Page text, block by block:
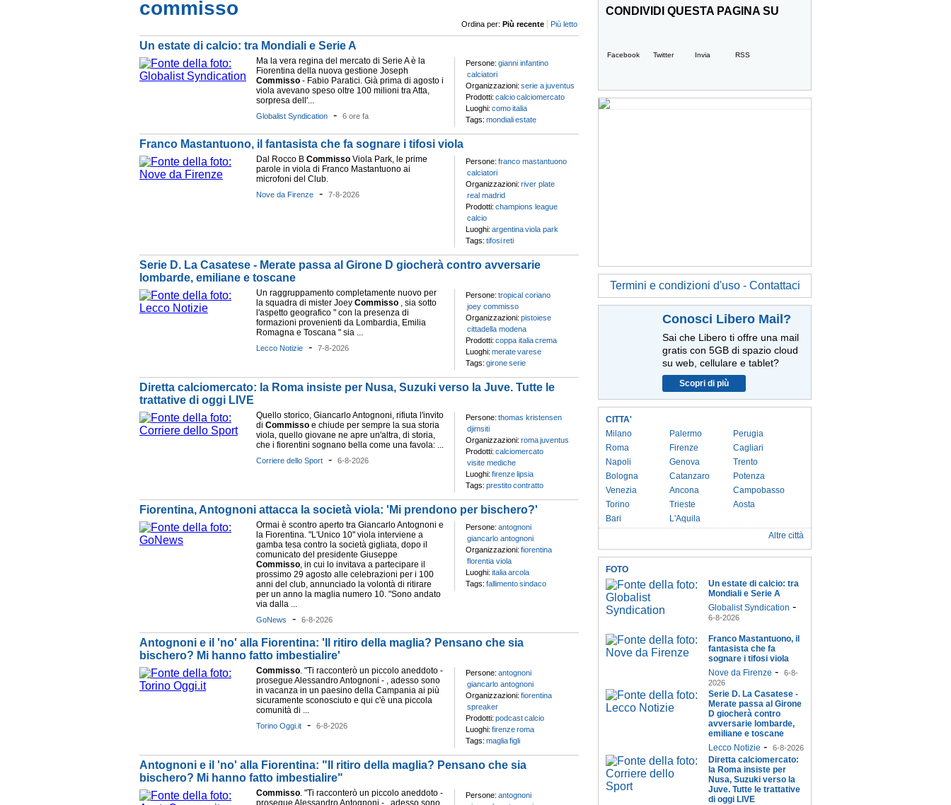
commisso
Ordina per: Più recente Più letto
Un estate di calcio: tra Mondiali e Serie A
Ma la vera regina del mercato di Serie A è la
Fiorentina della nuova gestione Joseph
Commisso - Fabio Paratici. Già prima di agosto i
viola avevano speso oltre 100 milioni tra Atta,
sorpresa dell'...
Globalist Syndication - 6 ore fa
Persone: gianni infantino
calciatori
Organizzazioni: serie ajuventus
Prodotti: calciocalciomercato
Luoghi: comoitalia
Tags: mondialiestate
Franco Mastantuono, il fantasista che fa sognare i tifosi viola
Dal Rocco B Commisso Viola Park, le prime
parole in viola di Franco Mastantuono ai
microfoni del Club.
Nove da Firenze - 7-8-2026
Persone: franco mastantuono
calciatori
Organizzazioni: river plate
real madrid
Prodotti: champions league
calcio
Luoghi: argentinaviola park
Tags: tifosireti
Serie D. La Casatese - Merate passa al Girone D giocherà contro avversarie
lombarde, emiliane e toscane
Un raggruppamento completamente nuovo per
la squadra di mister Joey Commisso , sia sotto
l'aspetto geografico " con la presenza di
formazioni provenienti da Lombardia, Emilia
Romagna e Toscana " sia ...
Lecco Notizie - 7-8-2026
Persone: tropical coriano
joey commisso
Organizzazioni: pistoiese
cittadella modena
Prodotti: coppa italiacrema
Luoghi: meratevarese
Tags: gironeserie
Diretta calciomercato: la Roma insiste per Nusa, Suzuki verso la Juve. Tutte le
trattative di oggi LIVE
Quello storico, Giancarlo Antognoni, rifiuta l'invito
di Commisso e chiude per sempre la sua storia
viola, quello giovane ne apre un'altra, di storia,
che i fiorentini sognano bella come una favola: ...
Corriere dello Sport - 6-8-2026
Persone: thomas kristensen
djimsiti
Organizzazioni: romajuventus
Prodotti: calciomercato
visite mediche
Luoghi: firenzelipsia
Tags: prestitocontratto
Fiorentina, Antognoni attacca la società viola: 'Mi prendono per bischero?'
Ormai è scontro aperto tra Giancarlo Antognoni e
la Fiorentina. "L'Unico 10" viola interviene a
gamba tesa contro la società gigliata, dopo il
comunicato del presidente Giuseppe
Commisso, in cui lo invitava a partecipare il
prossimo 29 agosto alle celebrazioni per i 100
anni del club, annunciado la volontà di ritirare
per un anno la maglia numero 10. "Sono andato
via dalla ...
GoNews - 6-8-2026
Persone: antognoni
giancarlo antognoni
Organizzazioni: fiorentina
florentia viola
Luoghi: italiaarcola
Tags: fallimentosindaco
Antognoni e il 'no' alla Fiorentina: 'Il ritiro della maglia? Pensano che sia
bischero? Mi hanno fatto imbestialire'
Commisso. "Ti racconterò un piccolo aneddoto -
prosegue Alessandro Antognoni - , adesso sono
in vacanza in un paesino della Campania ai più
sicuramente sconosciuto e qui c'è una piccola
comunità di ...
Torino Oggi.it - 6-8-2026
Persone: antognoni
giancarlo antognoni
Organizzazioni: fiorentina
spreaker
Prodotti: podcastcalcio
Luoghi: firenzeroma
Tags: magliafigli
Antognoni e il 'no' alla Fiorentina: "Il ritiro della maglia? Pensano che sia
bischero? Mi hanno fatto imbestialire"
Commisso. "Ti racconterò un piccolo aneddoto -
prosegue Alessandro Antognoni - , adesso sono
Persone: antognoni
CONDIVIDI QUESTA PAGINA SU
Facebook Twitter Invia RSS
Termini e condizioni d'uso - Contattaci
Conosci Libero Mail?
Sai che Libero ti offre una mail
gratis con 5GB di spazio cloud
su web, cellulare e tablet?
Scopri di più
CITTA'
Milano
Roma
Napoli
Bologna
Venezia
Torino
Bari
Palermo
Firenze
Genova
Catanzaro
Ancona
Trieste
L'Aquila
Perugia
Cagliari
Trento
Potenza
Campobasso
Aosta
Altre città
FOTO
Un estate di calcio: tra
Mondiali e Serie A
Globalist Syndication -
6-8-2026
Franco Mastantuono, il
fantasista che fa
sognare i tifosi viola
Nove da Firenze -
6-8-
2026
Serie D. La Casatese -
Merate passa al Girone
D giocherà contro
avversarie lombarde,
emiliane e toscane
Lecco Notizie - 6-8-2026
Diretta calciomercato:
la Roma insiste per
Nusa, Suzuki verso la
Juve. Tutte le trattative
di oggi LIVE